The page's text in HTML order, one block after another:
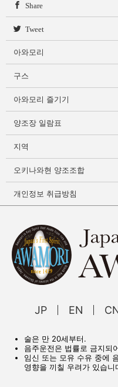
Share
Tweet
아와모리
구스
아와모리 즐기기
양조장 일람표
지역
오키나와현 양조조합
개인정보 취급방침
JP EN
술은 만 20세부터.
음주운전은 법률로 금지되
임신 또는 모유 수유 중에
영향을 끼칠 우려가 있습니